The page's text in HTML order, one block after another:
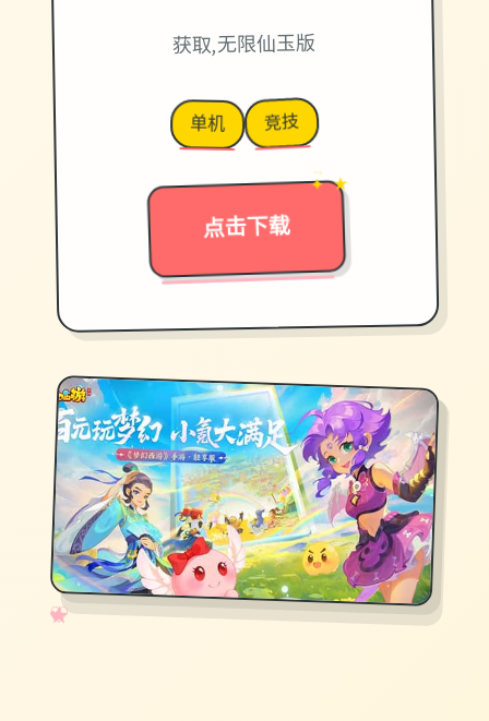
获取,无限仙玉版
单机 竞技
点击下载
→
✦ ★
✧
♡
★
♥